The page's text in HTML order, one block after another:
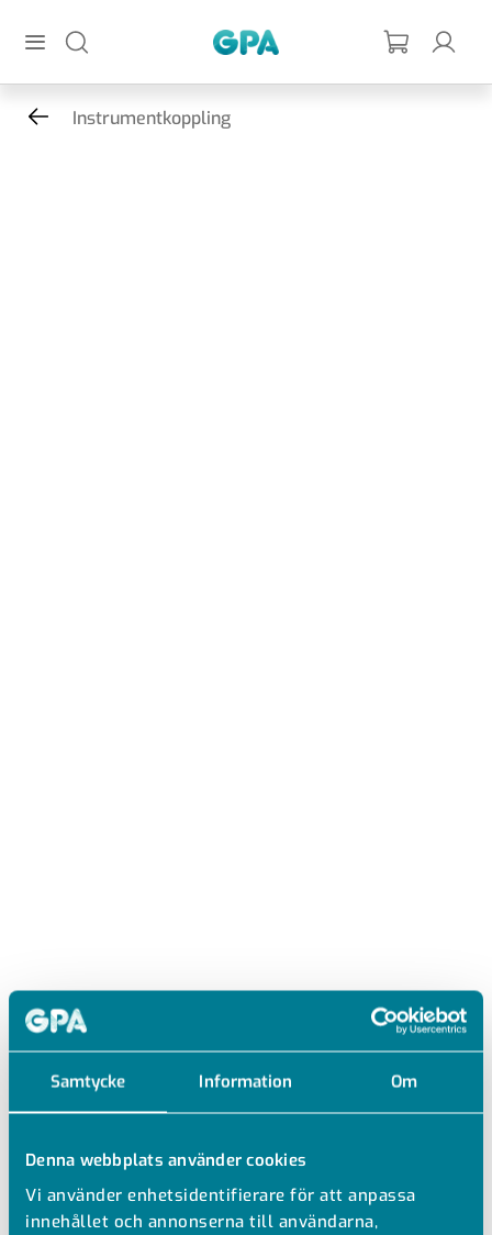
Samtycke Information Om
Denna webbplats använder cookies
Vi använder enhetsidentifierare för att anpassa
innehållet och annonserna till användarna,
Instrumentkoppling
SO02721
MÄSSING VINKELUNION
Mässing vinkelunion väggenomföring
Max 5mm